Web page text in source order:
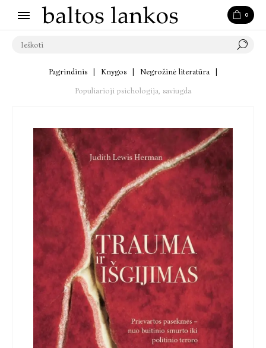
0
Pagrindinis Knygos Negrožinė literatūra
Populiarioji psichologija, saviugda